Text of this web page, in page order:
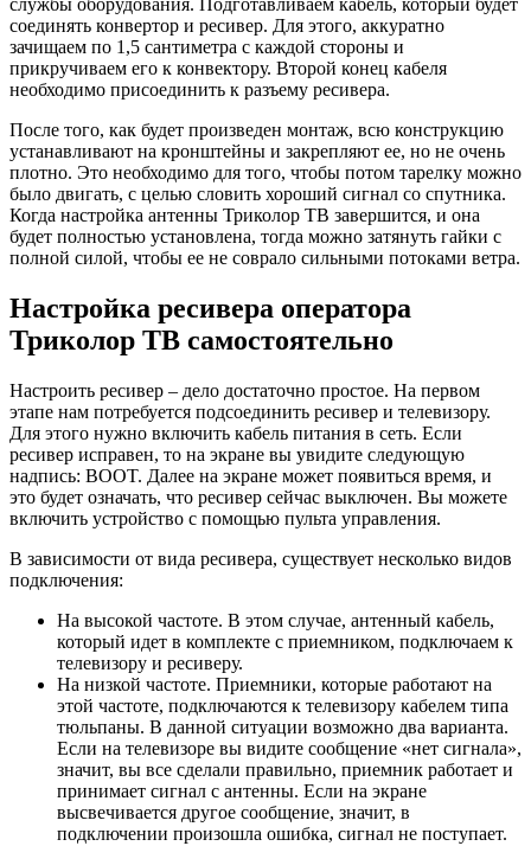
службы оборудования. Подготавливаем кабель, который будет
соединять конвертор и ресивер. Для этого, аккуратно
зачищаем по 1,5 сантиметра с каждой стороны и
прикручиваем его к конвектору. Второй конец кабеля
необходимо присоединить к разъему ресивера.
После того, как будет произведен монтаж, всю конструкцию
устанавливают на кронштейны и закрепляют ее, но не очень
плотно. Это необходимо для того, чтобы потом тарелку можно
было двигать, с целью словить хороший сигнал со спутника.
Когда настройка антенны Триколор ТВ завершится, и она
будет полностью установлена, тогда можно затянуть гайки с
полной силой, чтобы ее не соврало сильными потоками ветра.
Настройка ресивера оператора
Триколор ТВ самостоятельно
Настроить ресивер – дело достаточно простое. На первом
этапе нам потребуется подсоединить ресивер и телевизору.
Для этого нужно включить кабель питания в сеть. Если
ресивер исправен, то на экране вы увидите следующую
надпись: BOOT. Далее на экране может появиться время, и
это будет означать, что ресивер сейчас выключен. Вы можете
включить устройство с помощью пульта управления.
В зависимости от вида ресивера, существует несколько видов
подключения:
На высокой частоте. В этом случае, антенный кабель,
который идет в комплекте с приемником, подключаем к
телевизору и ресиверу.
На низкой частоте. Приемники, которые работают на
этой частоте, подключаются к телевизору кабелем типа
тюльпаны. В данной ситуации возможно два варианта.
Если на телевизоре вы видите сообщение «нет сигнала»,
значит, вы все сделали правильно, приемник работает и
принимает сигнал с антенны. Если на экране
высвечивается другое сообщение, значит, в
подключении произошла ошибка, сигнал не поступает.